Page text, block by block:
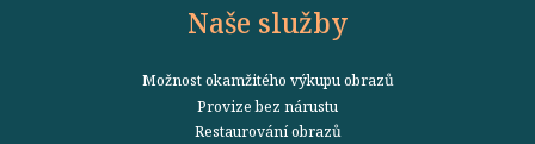
Naše služby
Možnost okamžitého výkupu obrazů
Provize bez nárustu
Restaurování obrazů